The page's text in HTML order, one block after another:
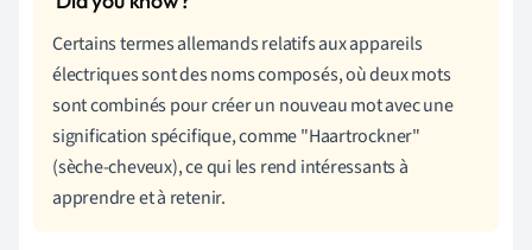
Certains termes allemands relatifs aux appareils
électriques sont des noms composés, où deux mots
sont combinés pour créer un nouveau mot avec une
signification spécifique, comme "Haartrockner"
(sèche-cheveux), ce qui les rend intéressants à
apprendre et à retenir.